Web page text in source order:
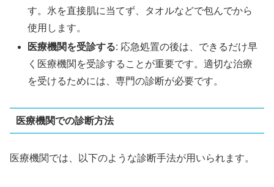
す。氷を直接肌に当てず、タオルなどで包んでから
使用します。
医療機関を受診する: 応急処置の後は、できるだけ早
く医療機関を受診することが重要です。適切な治療
を受けるためには、専門の診断が必要です。
医療機関での診断方法
医療機関では、以下のような診断手法が用いられます。